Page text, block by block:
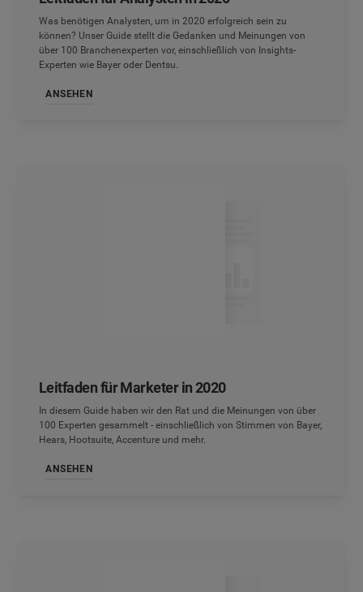
Was benötigen Analysten, um in 2020 erfolgreich sein zu
können? Unser Guide stellt die Gedanken und Meinungen von
über 100 Branchenexperten vor, einschließlich von Insights-
Experten wie Bayer oder Dentsu.
ANSEHEN
Leitfaden für Marketer in 2020
In diesem Guide haben wir den Rat und die Meinungen von über
100 Experten gesammelt - einschließlich von Stimmen von Bayer,
Hears, Hootsuite, Accenture und mehr.
ANSEHEN